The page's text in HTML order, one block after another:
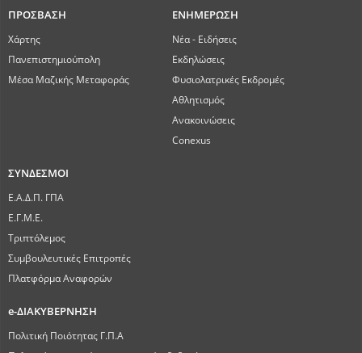
ΠΡΟΣΒΑΣΗ
Χάρτης
Πανεπιστημιούπολη
Μέσα Μαζικής Μεταφοράς
ΕΝΗΜΕΡΩΣΗ
Νέα - Ειδήσεις
Εκδηλώσεις
Φυσιολατρικές Εκδρομές
Αθλητισμός
Ανακοινώσεις
Conexus
ΣΥΝΔΕΣΜΟΙ
Ε.Α.Δ.Π. ΓΠΑ
Ε.Γ.Μ.Ε.
Τριπτόλεμος
Συμβουλευτικές Επιτροπές
Πλατφόρμα Αναφορών
e-ΔΙΑΚΥΒΕΡΝΗΣΗ
Πολιτική Ποιότητας Γ.Π.Α